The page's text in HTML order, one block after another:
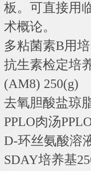
板。可直接用
术概论。
多粘菌素B用
抗生素检定培
(AM8) 250(g)
去氧胆酸盐琼
PPLO肉汤
D-环丝氨酸溶
SDAY培养基